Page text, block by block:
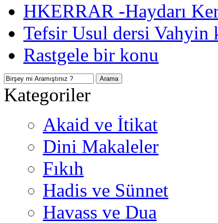
HKERRAR -Haydarı
Tefsir Usul dersi Vahyin
Rastgele bir konu
Kategoriler
Akaid ve İtikat
Dini Makaleler
Fıkıh
Hadis ve Sünnet
Havass ve Dua